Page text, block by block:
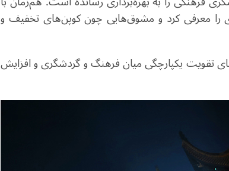
را معرفی کرد و مشوق‌هایی چون کوپن‌های تخفیف و
تقویت یکپارچگی میان فرهنگ و گردشگری و افزایش